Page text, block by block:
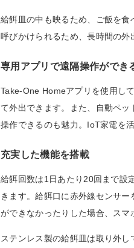
給餌皿の中も映るため、ご飯を
呼びかけられるため、長時間の外
専用アプリで遠隔操作ができ
Take-One Homeアプリを使用し
て外出できます。また、自動ペ
操作できるのも魅力。IoT家電を
充実した機能を搭載
給餌回数は1日あたり20回まで設
きます。給餌口に赤外線センサ
ができなかったりした場合、スマ
ステンレス製の給餌皿は取り外し